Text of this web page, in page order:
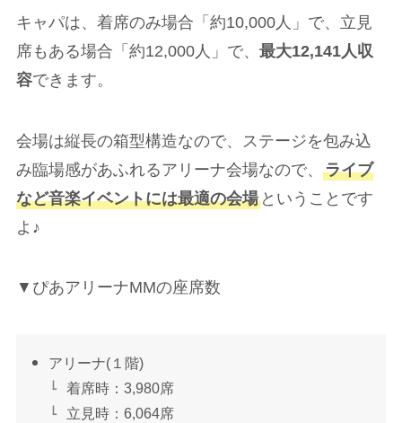
キャパは、着席のみ場合「約10,000人」で、立見
席もある場合「約12,000人」で、 最大12,141人収
容できます。
会場は縦長の箱型構造なので、ステージを包み込
み臨場感があふれるアリーナ会場なので、 ライブ
など音楽イベントには最適の会場ということです
よ♪
▼ぴあアリーナMMの座席数
アリーナ(１階)
着席時：3,980席
立見時：6,064席